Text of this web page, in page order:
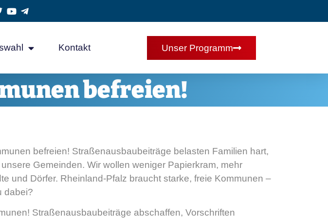
Kontakt Unser Programm
befreien!
befreien! Straßenausbaubeiträge belasten Familien hart,
Gemeinden. Wir wollen weniger Papierkram, mehr
und Dörfer. Rheinland-Pfalz braucht starke, freie Kommunen –
dabei?
Straßenausbaubeiträge abschaffen, Vorschriften